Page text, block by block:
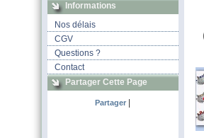
Informations
Nos délais
CGV
Questions ?
Contact
Partager Cette Page
Partager